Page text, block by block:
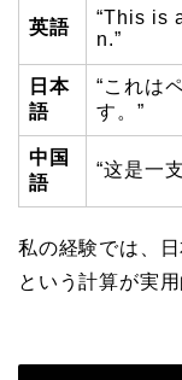
英語
“This is
n.”
日本
語
“これは
す。”
中国
語
“这是一
私の経験では、日
という計算が実用